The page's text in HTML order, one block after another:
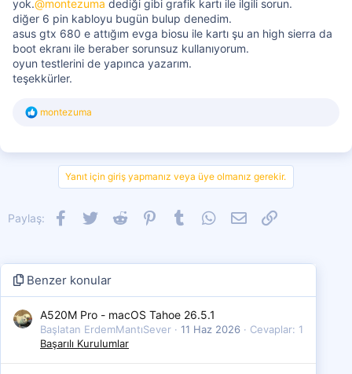
yok.@montezuma dediği gibi grafik kartı ile ilgili sorun.
diğer 6 pin kabloyu bugün bulup denedim.
asus gtx 680 e attığım evga biosu ile kartı şu an high sierra da
boot ekranı ile beraber sorunsuz kullanıyorum.
oyun testlerini de yapınca yazarım.
teşekkürler.
T
montezuma
Yanıt için giriş yapmanız veya üye olmanız gerekir.
Paylaş: Facebook
Twitter Reddit PinterestTumblr WhatsApp
E-postaLink
Benzer konular
A520M Pro - macOS Tahoe 26.5.1
Başlatan ErdemMantıSever 11 Haz 2026
Cevaplar: 1
Başarılı Kurulumlar